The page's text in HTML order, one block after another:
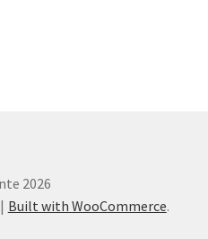
2026
Built with WooCommerce.